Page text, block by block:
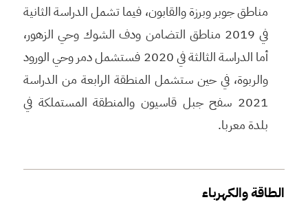
مناطق جوبر وبرزة والقابون، فيما تشمل الدراسة الثانية
في 2019 مناطق التضامن ودف الشوك وحي الزهور،
أما الدراسة الثالثة في 2020 فستشمل دمر وحي الورود
والربوة، في حين ستشمل المنطقة الرابعة من الدراسة
2021 سفح جبل قاسيون والمنطقة المستملكة في
بلدة معربا.
الطاقة والكهرباء